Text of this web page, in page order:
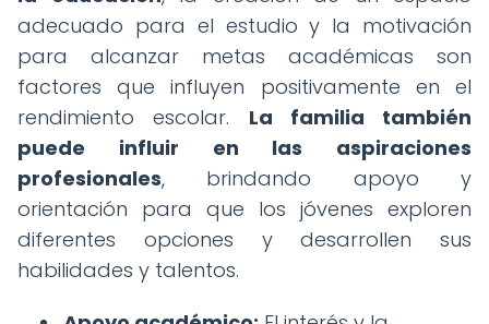
adecuado para el estudio y la motivación
para alcanzar metas académicas son
factores que influyen positivamente en el
rendimiento escolar. La familia también
puede influir en las aspiraciones
profesionales, brindando apoyo y
orientación para que los jóvenes exploren
diferentes opciones y desarrollen sus
habilidades y talentos.